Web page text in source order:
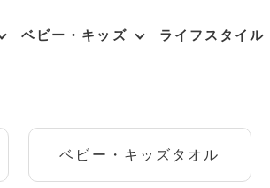
ベビー・キッズ ライフスタイル
ベビー・キッズタオル